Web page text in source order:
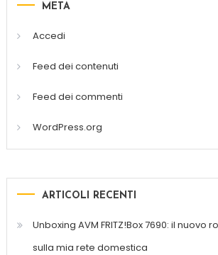
META
Accedi
Feed dei contenuti
Feed dei commenti
WordPress.org
ARTICOLI RECENTI
Unboxing AVM FRITZ!Box 7690: il nuovo
sulla mia rete domestica